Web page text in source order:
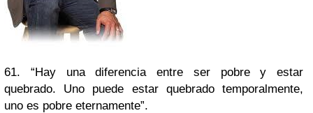
61. “Hay una diferencia entre ser pobre y estar
quebrado. Uno puede estar quebrado temporalmente,
uno es pobre eternamente”.